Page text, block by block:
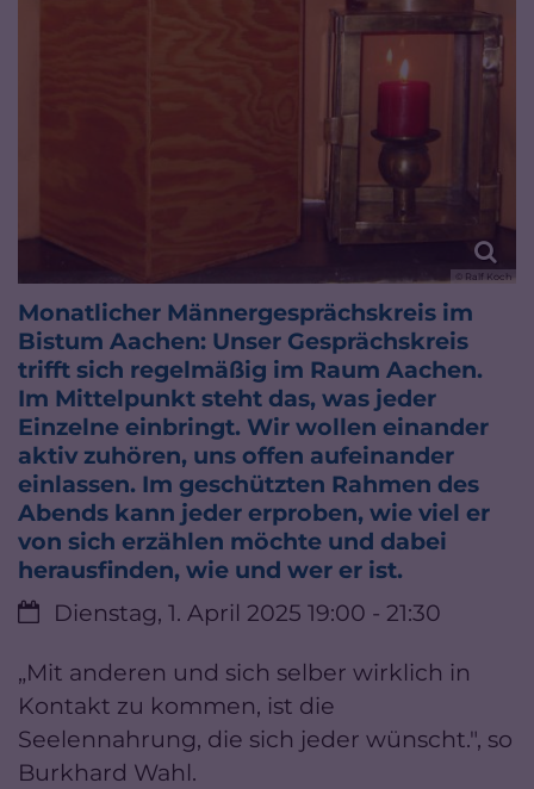
© Ralf Koch
Monatlicher Männergesprächskreis im
Bistum Aachen: Unser Gesprächskreis
trifft sich regelmäßig im Raum Aachen.
Im Mittelpunkt steht das, was jeder
Einzelne einbringt. Wir wollen einander
aktiv zuhören, uns offen aufeinander
einlassen. Im geschützten Rahmen des
Abends kann jeder erproben, wie viel er
von sich erzählen möchte und dabei
herausfinden, wie und wer er ist.
Datum:
Dienstag, 1. April 2025 19:00 - 21:30
„Mit anderen und sich selber wirklich in
Kontakt zu kommen, ist die
Seelennahrung, die sich jeder wünscht.", so
Burkhard Wahl.